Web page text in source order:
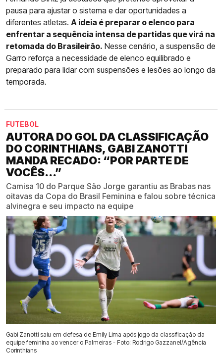
pausa para ajustar o sistema e dar oportunidades a
diferentes atletas. A ideia é preparar o elenco para
enfrentar a sequência intensa de partidas que virá na
retomada do Brasileirão. Nesse cenário, a suspensão de
Garro reforça a necessidade de elenco equilibrado e
preparado para lidar com suspensões e lesões ao longo da
temporada.
FUTEBOL
AUTORA DO GOL DA CLASSIFICAÇÃO
DO CORINTHIANS, GABI ZANOTTI
MANDA RECADO: “POR PARTE DE
VOCÊS...”
Camisa 10 do Parque São Jorge garantiu as Brabas nas
oitavas da Copa do Brasil Feminina e falou sobre técnica
alvinegra e seu impacto na equipe
Gabi Zanotti saiu em defesa de Emily Lima após jogo da classificação da
equipe feminina ao vencer o Palmeiras - Foto: Rodrigo Gazzanel/Agência
Corinthians